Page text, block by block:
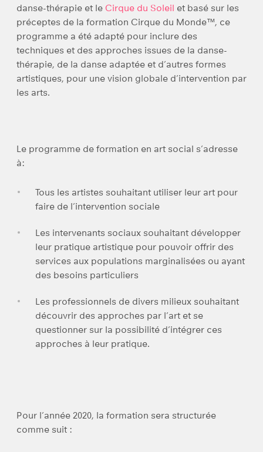
danse-thérapie et le Cirque du Soleil et basé sur les
préceptes de la formation Cirque du Monde™, ce
programme a été adapté pour inclure des
techniques et des approches issues de la danse-
thérapie, de la danse adaptée et d’autres formes
artistiques, pour une vision globale d’intervention par
les arts.
Le programme de formation en art social s’adresse
à:
Tous les artistes souhaitant utiliser leur art pour
faire de l’intervention sociale
Les intervenants sociaux souhaitant développer
leur pratique artistique pour pouvoir offrir des
services aux populations marginalisées ou ayant
des besoins particuliers
Les professionnels de divers milieux souhaitant
découvrir des approches par l’art et se
questionner sur la possibilité d’intégrer ces
approches à leur pratique.
Pour l’année 2020, la formation sera structurée
comme suit :